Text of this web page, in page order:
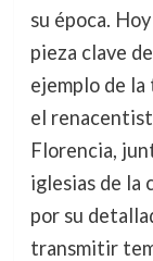
su época.
pieza clave
ejemplo de
el
Florencia,
iglesias de la
por su
transmitir